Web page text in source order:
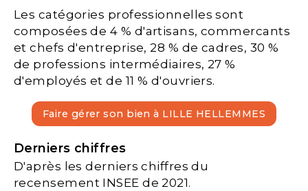
Les catégories professionnelles sont
composées de 4 % d'artisans, commercants
et chefs d'entreprise, 28 % de cadres, 30 %
de professions intermédiaires, 27 %
d'employés et de 11 % d'ouvriers.
Faire gérer son bien à LILLE HELLEMMES
Derniers chiffres
D'après les derniers chiffres du
recensement INSEE de 2021.